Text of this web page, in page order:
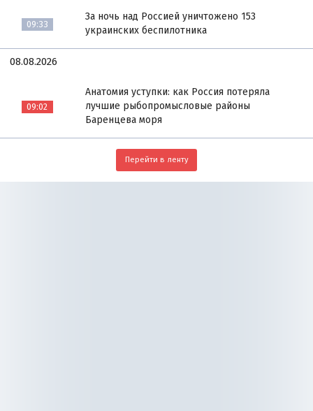
09:33
За ночь над Россией уничтожено 153
украинских беспилотника
08.08.2026
09:02
Анатомия уступки: как Россия потеряла
лучшие рыбопромысловые районы
Баренцева моря
Перейти в ленту